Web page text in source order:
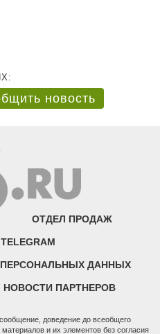
новость
ОТДЕЛ ПРОДАЖ
ДАННЫХ
НОВОСТИ ПАРТНЕРОВ
доведение до всеобщего
и их элементов без согласия